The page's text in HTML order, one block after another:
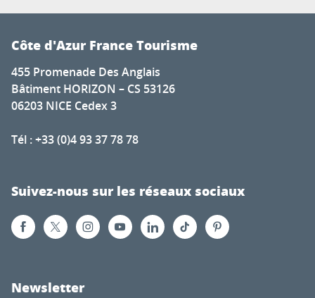
Côte d'Azur France Tourisme
455 Promenade Des Anglais
Bâtiment HORIZON – CS 53126
06203 NICE Cedex 3
Tél : +33 (0)4 93 37 78 78
Suivez-nous sur les réseaux sociaux
Newsletter